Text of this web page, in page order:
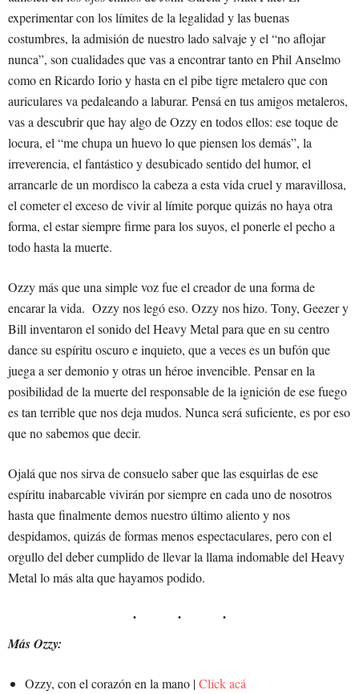
experimentar con los límites de la legalidad y las buenas
costumbres, la admisión de nuestro lado salvaje y el “no aflojar
nunca”, son cualidades que vas a encontrar tanto en Phil Anselmo
como en Ricardo Iorio y hasta en el pibe tigre metalero que con
auriculares va pedaleando a laburar. Pensá en tus amigos metaleros,
vas a descubrir que hay algo de Ozzy en todos ellos: ese toque de
locura, el “me chupa un huevo lo que piensen los demás”, la
irreverencia, el fantástico y desubicado sentido del humor, el
arrancarle de un mordisco la cabeza a esta vida cruel y maravillosa,
el cometer el exceso de vivir al límite porque quizás no haya otra
forma, el estar siempre firme para los suyos, el ponerle el pecho a
todo hasta la muerte.
Ozzy más que una simple voz fue el creador de una forma de
encarar la vida. Ozzy nos legó eso. Ozzy nos hizo. Tony, Geezer y
Bill inventaron el sonido del Heavy Metal para que en su centro
dance su espíritu oscuro e inquieto, que a veces es un bufón que
juega a ser demonio y otras un héroe invencible. Pensar en la
posibilidad de la muerte del responsable de la ignición de ese fuego
es tan terrible que nos deja mudos. Nunca será suficiente, es por eso
que no sabemos que decir.
Ojalá que nos sirva de consuelo saber que las esquirlas de ese
espíritu inabarcable vivirán por siempre en cada uno de nosotros
hasta que finalmente demos nuestro último aliento y nos
despidamos, quizás de formas menos espectaculares, pero con el
orgullo del deber cumplido de llevar la llama indomable del Heavy
Metal lo más alta que hayamos podido.
Más Ozzy:
Ozzy, con el corazón en la mano |Click acá